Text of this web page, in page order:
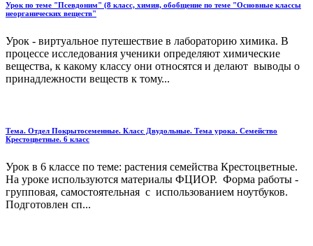
Урок по теме "Псевдоним" (8 класс, химия, обобщение по теме "Основные классы
неорганических веществ"
Урок - виртуальное путешествие в лабораторию химика. В
процессе исследования ученики определяют химические
вещества, к какому классу они относятся и делают выводы о
принадлежности веществ к тому...
Тема. Отдел Покрытосеменные. Класс Двудольные. Тема урока. Семейство
Крестоцветные. 6 класс
Урок в 6 классе по теме: растения семейства Крестоцветные.
На уроке используются материалы ФЦИОР. Форма работы -
групповая, самостоятельная с использованием ноутбуков.
Подготовлен сп...